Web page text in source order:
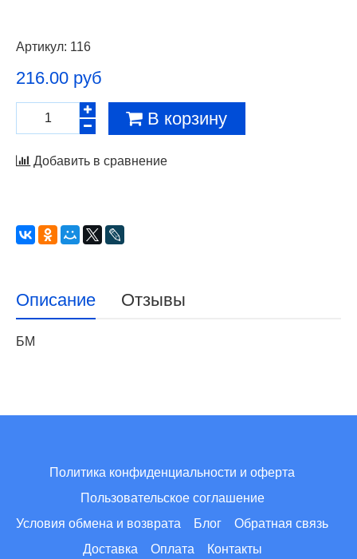
Артикул: 116
216.00 руб
В корзину
Добавить в сравнение
Описание Отзывы
БМ
Политика конфиденциальности и оферта
Пользовательское соглашение
Условия обмена и возврата
Блог
Обратная связь
Доставка
Оплата Контакты